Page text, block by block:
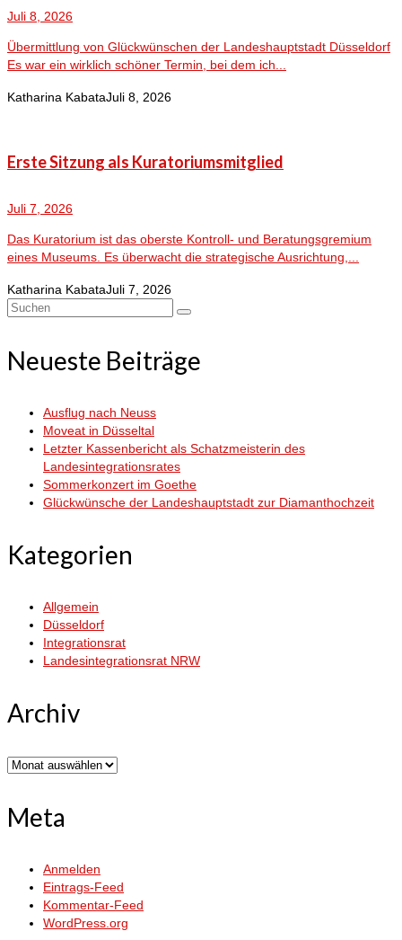
Juli 8, 2026
Übermittlung von Glückwünschen der Landeshauptstadt Düsseldorf
Es war ein wirklich schöner Termin, bei dem ich...
Katharina KabataJuli 8, 2026
Erste Sitzung als Kuratoriumsmitglied
Juli 7, 2026
Das Kuratorium ist das oberste Kontroll- und Beratungsgremium
eines Museums. Es überwacht die strategische Ausrichtung,...
Katharina KabataJuli 7, 2026
Suchen
Neueste Beiträge
Ausflug nach Neuss
Moveat in Düsseltal
Letzter Kassenbericht als Schatzmeisterin des
Landesintegrationsrates
Sommerkonzert im Goethe
Glückwünsche der Landeshauptstadt zur Diamanthochzeit
Kategorien
Allgemein
Düsseldorf
Integrationsrat
Landesintegrationsrat NRW
Archiv
Archiv
Meta
Anmelden
Eintrags-Feed
Kommentar-Feed
WordPress.org